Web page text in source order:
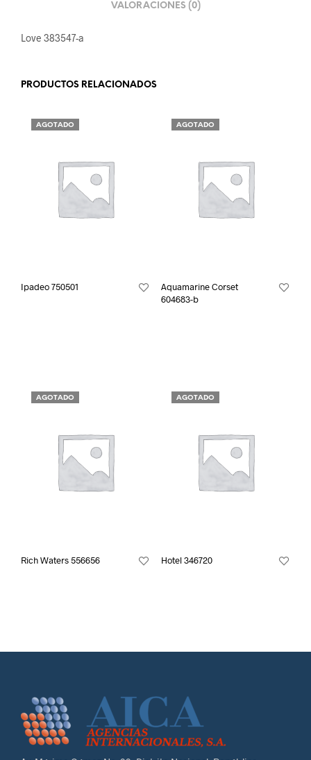
VALORACIONES (0)
Love 383547-a
PRODUCTOS RELACIONADOS
AGOTADO
Ipadeo 750501
AGOTADO
Aquamarine Corset
604683-b
AGOTADO
Rich Waters 556656
AGOTADO
Hotel 346720